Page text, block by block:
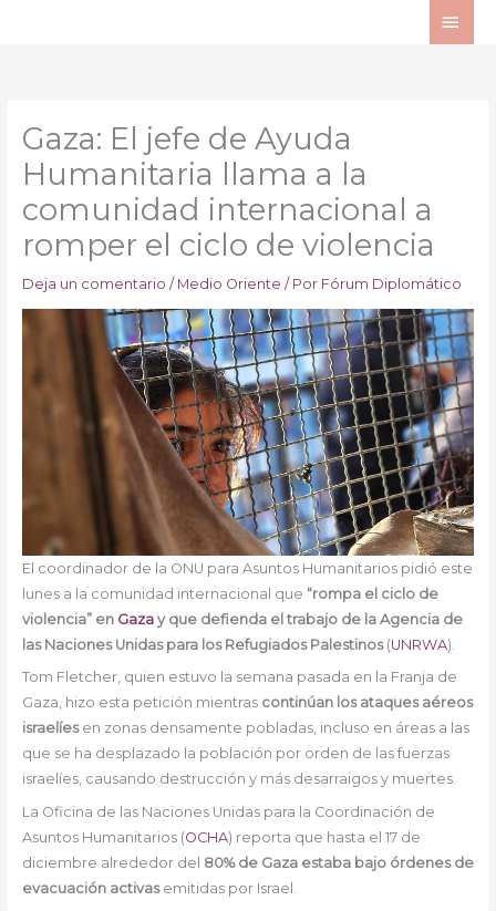
Gaza: El jefe de Ayuda
Humanitaria llama a la
comunidad internacional a
romper el ciclo de violencia
Deja un comentario / Medio Oriente / Por Fórum Diplomático
El coordinador de la ONU para Asuntos Humanitarios pidió este
lunes a la comunidad internacional que “rompa el ciclo de
violencia” en Gazay que defienda el trabajo de la Agencia de
las Naciones Unidas para los Refugiados Palestinos(UNRWA).
Tom Fletcher, quien estuvo la semana pasada en la Franja de
Gaza, hizo esta petición mientras continúan los ataques aéreos
israelíesen zonas densamente pobladas, incluso en áreas a las
que se ha desplazado la población por orden de las fuerzas
israelíes, causando destrucción y más desarraigos y muertes.
La Oficina de las Naciones Unidas para la Coordinación de
Asuntos Humanitarios (OCHA) reporta que hasta el 17 de
diciembre alrededor del 80% de Gaza estaba bajo órdenes de
evacuación activasemitidas por Israel.